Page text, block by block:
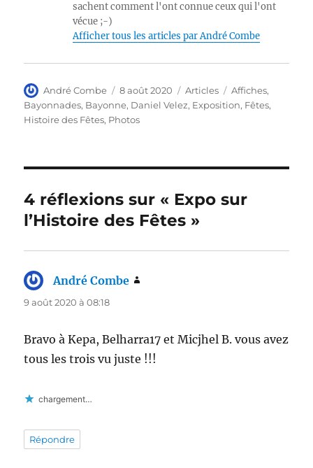
sachent comment l'ont connue ceux qui l'ont
vécue ;-)
Afficher tous les articles par André Combe
Auteur
André Combe
Publié
le
8 août 2020 Catégories
Articles Étiquettes
Affiches,
Bayonnades, Bayonne, Daniel Velez, Exposition, Fêtes,
Histoire des Fêtes, Photos
4 réflexions sur « Expo sur
l’Histoire des Fêtes »
André Combe
9 août 2020 à 08:18
Bravo à Kepa, Belharra17 et Micjhel B. vous avez
tous les trois vu juste !!!
chargement…
Répondre